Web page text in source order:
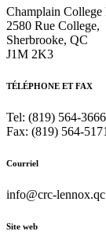
Champlain
2580 Rue College,
Sherbrooke, QC
J1M 2K3
TÉLÉPHONE ET FAX
Tel: (819) 564-3666
Fax: (819) 564-5171
Courriel
info@crc-
Site web